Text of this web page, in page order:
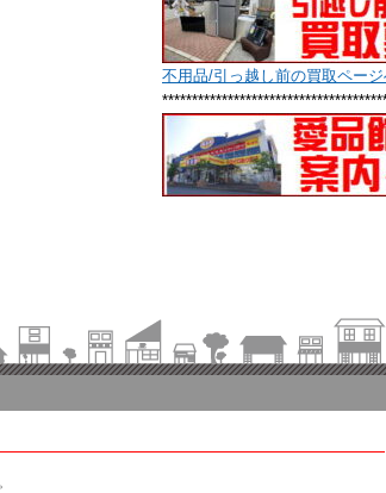
不用品/引っ越し前の買取ペー